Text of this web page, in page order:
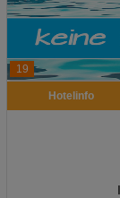
19
Hotelinfo